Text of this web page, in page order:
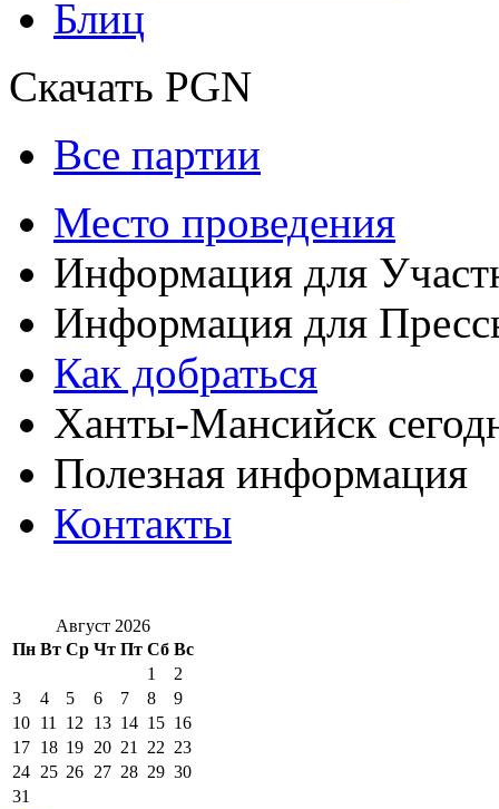
Блиц
Скачать PGN
Все партии
Место проведения
Информация для
Информация для
Как добраться
Ханты-Мансийск
Полезная информация
Контакты
Август 2026
Пн Вт Ср Чт Пт Сб Вс
1
2
3
4 5 6 7 8
9
10 11 12 13 14 15 16
17 18 19 20 21 22 23
24 25 26 27 28 29 30
31